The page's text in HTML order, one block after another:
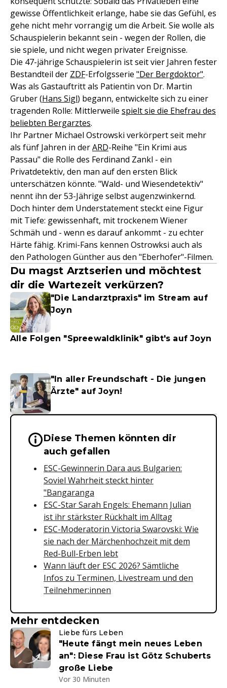
gewisse Öffentlichkeit erlange, habe sie das Gefühl, es
gehe nicht mehr vorrangig um die Arbeit. Sie wolle als
Schauspielerin bekannt sein - wegen der Rollen, die
sie spiele, und nicht wegen privater Ereignisse.
Die 47-jährige Schauspielerin ist seit vier Jahren fester
Bestandteil der ZDF-Erfolgsserie "Der Bergdoktor".
Was als Gastauftritt als Patientin von Dr. Martin
Gruber (Hans Sigl) begann, entwickelte sich zu einer
tragenden Rolle: Mittlerweile spielt sie die Ehefrau des
beliebten Bergarztes.
Ihr Partner Michael Ostrowski verkörpert seit mehr
als fünf Jahren in derARD-Reihe "Ein Krimi aus
Passau" die Rolle des Ferdinand Zankl - ein
Privatdetektiv, den man auf den ersten Blick
unterschätzen könnte. "Wald- und Wiesendetektiv"
nennt ihn der 53-Jährige selbst augenzwinkernd.
Doch hinter dem Understatement steckt eine Figur
mit Tiefe: gewissenhaft, mit trockenem Wiener
Schmäh und - wenn es darauf ankommt - zu echter
Härte fähig. Krimi-Fans kennen Ostrowksi auch als
den Pathologen Günther aus den "Eberhofer"-Filmen.
Du magst Arztserien und möchtest
dir die Wartezeit verkürzen?
"Die Landarztpraxis" im Stream auf
Joyn
Alle Folgen "Spreewaldklinik" gibt's auf Joyn
"In aller Freundschaft - Die jungen
Ärzte" auf Joyn!
Wichtige Hinweise &
Diese Themen könnten dir
auch gefallen
ESC-Gewinnerin Dara aus Bulgarien:
Soviel Wahrheit steckt hinter
"Bangaranga
ESC-Star Sarah Engels: Ehemann Julian
ist ihr stärkster Rückhalt im Alltag
ESC-Moderatorin Victoria Swarovski: Wie
sie nach der Märchenhochzeit mit dem
Red-Bull-Erben lebt
Wann läuft der ESC 2026? Sämtliche
Infos zu Terminen, Livestream und den
Teilnehmer:innen
Mehr entdecken
Liebe fürs Leben
"Heute fängt mein neues Leben
an": Diese Frau ist Götz Schuberts
große Liebe
Vor 30 Minuten